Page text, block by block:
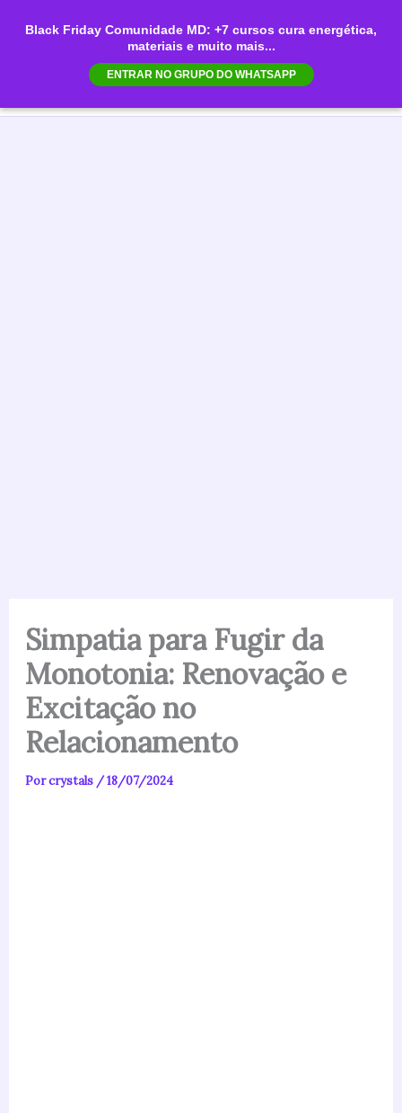
Black Friday Comunidade MD: +7 cursos cura energética,
materiais e muito mais...
ENTRAR NO GRUPO DO WHATSAPP
para
Simpatia para Fugir da
Monotonia: Renovação e
Excitação no
Relacionamento
Porcrystals /18/07/2024